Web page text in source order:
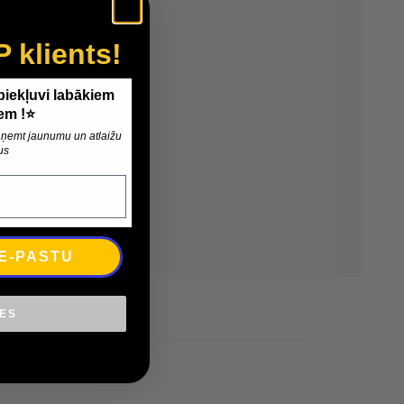
klients!
labākiem
!⭐
jaunumu un atlaižu
PASTU